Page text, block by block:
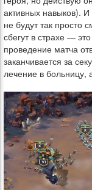
активных навыков).
не будут так просто
сбегут в страхе —
проведение матча
заканчивается за
лечение в